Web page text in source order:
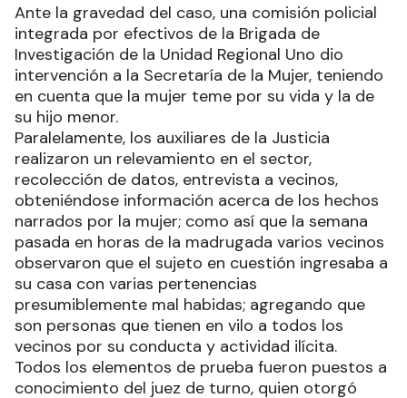
Ante la gravedad del caso, una comisión policial
integrada por efectivos de la Brigada de
Investigación de la Unidad Regional Uno dio
intervención a la Secretaría de la Mujer, teniendo
en cuenta que la mujer teme por su vida y la de
su hijo menor.
Paralelamente, los auxiliares de la Justicia
realizaron un relevamiento en el sector,
recolección de datos, entrevista a vecinos,
obteniéndose información acerca de los hechos
narrados por la mujer; como así que la semana
pasada en horas de la madrugada varios vecinos
observaron que el sujeto en cuestión ingresaba a
su casa con varias pertenencias
presumiblemente mal habidas; agregando que
son personas que tienen en vilo a todos los
vecinos por su conducta y actividad ilícita.
Todos los elementos de prueba fueron puestos a
conocimiento del juez de turno, quien otorgó